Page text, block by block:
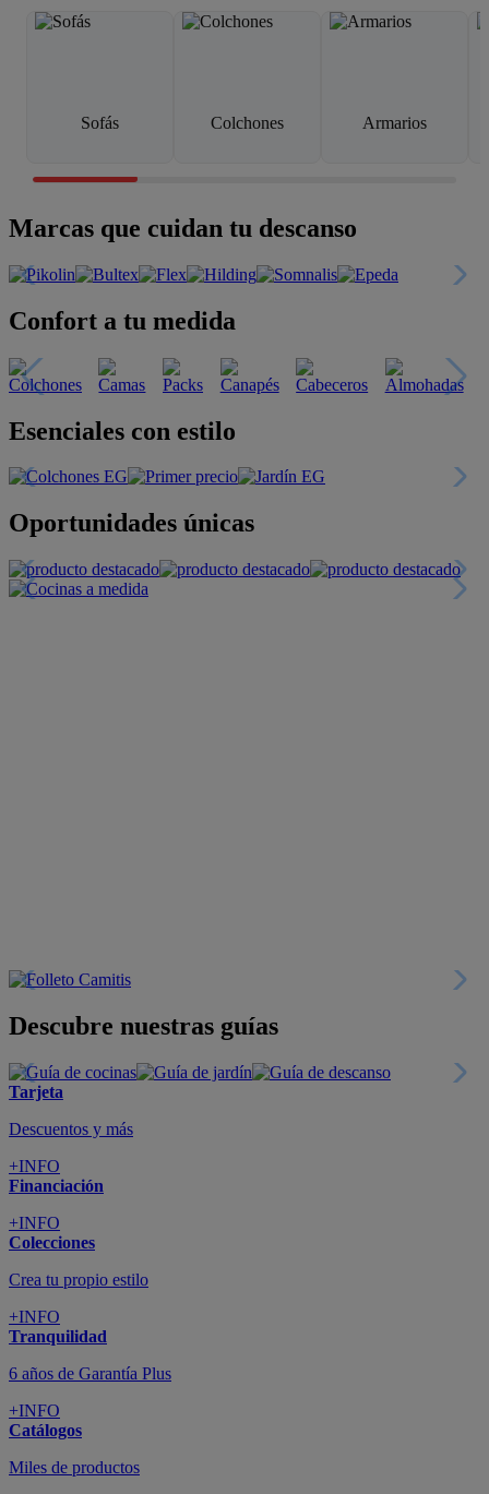
Sofás Colchones Armarios
Marcas que cuidan tu descanso
Confort a tu medida
Esenciales con estilo
Oportunidades únicas
Descubre nuestras guías
Tarjeta
Descuentos y más
+INFO
Financiación
+INFO
Colecciones
Crea tu propio estilo
+INFO
Tranquilidad
6 años de Garantía Plus
+INFO
Catálogos
Miles de productos